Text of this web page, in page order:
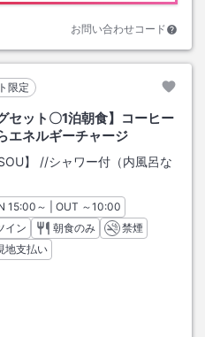
お問い合わせコード
限定
セット〇1泊朝食】コーヒー
エネルギーチャージ
】 //シャワー付（内風呂な
チェックイン
15:00 ～ | OUT チェックアウト
～10:00
イン
朝食のみ
禁煙
地支払い